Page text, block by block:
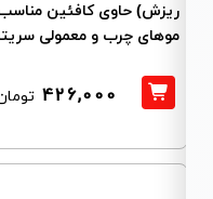
ریزش) حاوی کافئین مناسب
موهای چرب و معمولی سریتا
426,000 تومان